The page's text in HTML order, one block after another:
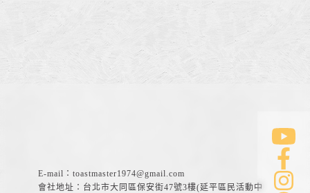
E-mail： toastmaster1974@gmail.com
會社地址：台北市大同區保安街47號3樓(延平區民活動中